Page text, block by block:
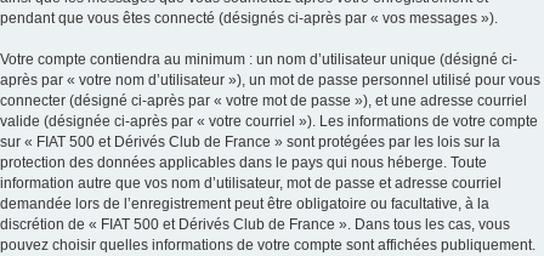
pendant que vous êtes connecté (désignés ci-après par « vos messages »).
Votre compte contiendra au minimum : un nom d’utilisateur unique (désigné ci-
après par « votre nom d’utilisateur »), un mot de passe personnel utilisé pour vous
connecter (désigné ci-après par « votre mot de passe »), et une adresse courriel
valide (désignée ci-après par « votre courriel »). Les informations de votre compte
sur « FIAT 500 et Dérivés Club de France » sont protégées par les lois sur la
protection des données applicables dans le pays qui nous héberge. Toute
information autre que vos nom d’utilisateur, mot de passe et adresse courriel
demandée lors de l’enregistrement peut être obligatoire ou facultative, à la
discrétion de « FIAT 500 et Dérivés Club de France ». Dans tous les cas, vous
pouvez choisir quelles informations de votre compte sont affichées publiquement.